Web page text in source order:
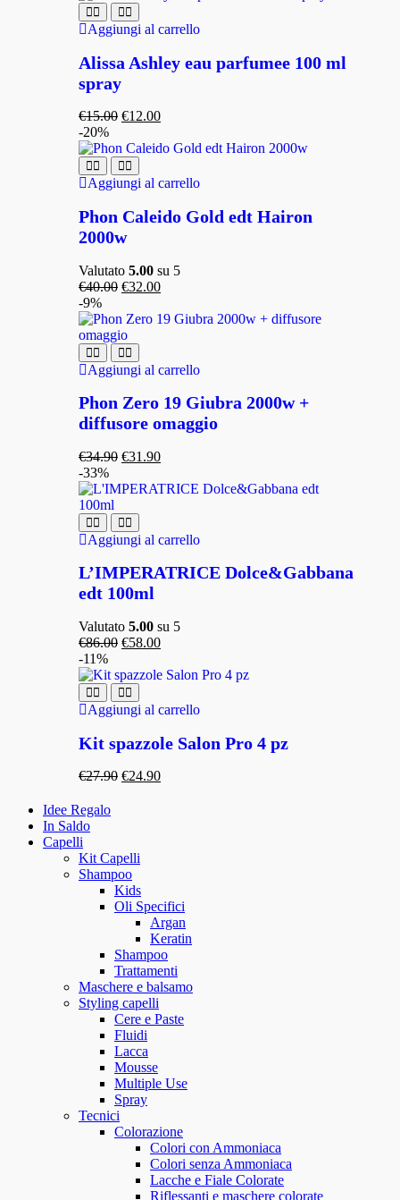
Aggiungi al carrello
Alissa Ashley eau parfumee 100 ml
spray
€15.00 €12.00
-20%
Aggiungi al carrello
Phon Caleido Gold edt Hairon
2000w
Valutato 5.00 su 5
€40.00 €32.00
-9%
Aggiungi al carrello
Phon Zero 19 Giubra 2000w +
diffusore omaggio
€34.90 €31.90
-33%
Aggiungi al carrello
L’IMPERATRICE Dolce&Gabbana
edt 100ml
Valutato 5.00 su 5
€86.00 €58.00
-11%
Aggiungi al carrello
Kit spazzole Salon Pro 4 pz
€27.90 €24.90
Idee Regalo
In Saldo
Capelli
Kit Capelli
Shampoo
Kids
Oli Specifici
Argan
Keratin
Shampoo
Trattamenti
Maschere e balsamo
Styling capelli
Cere e Paste
Fluidi
Lacca
Mousse
Multiple Use
Spray
Tecnici
Colorazione
Colori con Ammoniaca
Colori senza Ammoniaca
Lacche e Fiale Colorate
Riflessanti e maschere colorate